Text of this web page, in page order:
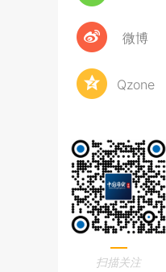
微博
Qzone
扫描关注